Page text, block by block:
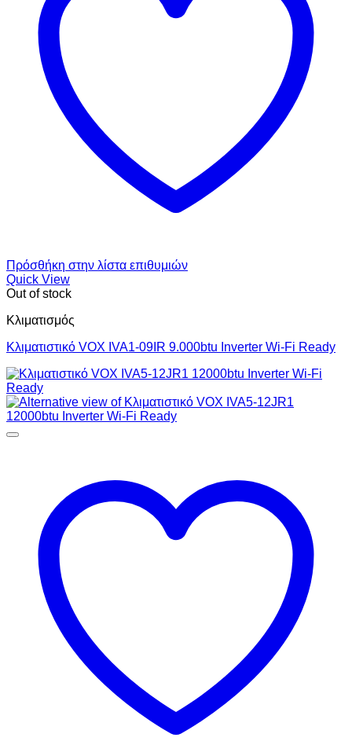
Πρόσθήκη στην λίστα επιθυμιών
Quick View
Out of stock
Κλιματισμός
Κλιματιστικό VOX IVA1-09IR 9.000btu Inverter Wi-Fi Ready